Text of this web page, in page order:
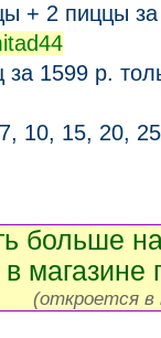
+ 2 пиццы
за 1599 р.
10, 15, 20,
больше
в магазине
(откроется в